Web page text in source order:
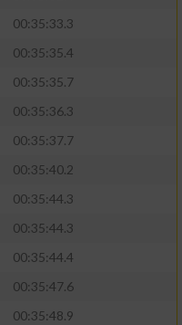
00:35:33.3
00:35:35.4
00:35:35.7
00:35:36.3
00:35:37.7
00:35:40.2
00:35:44.3
00:35:44.3
00:35:44.4
00:35:47.6
00:35:48.9